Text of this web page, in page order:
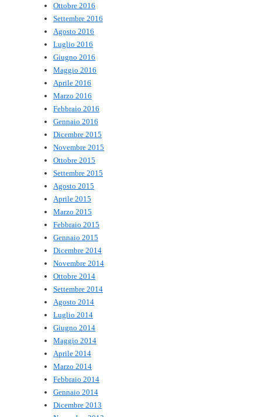
Ottobre 2016
Settembre 2016
Agosto 2016
Luglio 2016
Giugno 2016
Maggio 2016
Aprile 2016
Marzo 2016
Febbraio 2016
Gennaio 2016
Dicembre 2015
Novembre 2015
Ottobre 2015
Settembre 2015
Agosto 2015
Aprile 2015
Marzo 2015
Febbraio 2015
Gennaio 2015
Dicembre 2014
Novembre 2014
Ottobre 2014
Settembre 2014
Agosto 2014
Luglio 2014
Giugno 2014
Maggio 2014
Aprile 2014
Marzo 2014
Febbraio 2014
Gennaio 2014
Dicembre 2013